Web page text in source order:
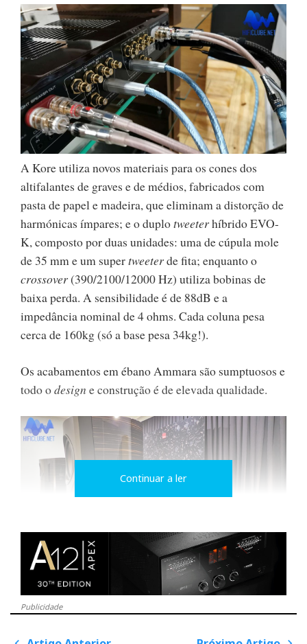
A Kore utiliza novos materiais para os cones dos
altifalantes de graves e de médios, fabricados com
pasta de papel e madeira, que eliminam a distorção de
harmónicas ímpares; e o duplotweeterhíbrido EVO-
K, composto por duas unidades: uma de cúpula mole
de 35 mm e um supertweeterde fita; enquanto o
crossover(390/2100/12000 Hz) utiliza bobinas de
baixa perda. A sensibilidade é de 88dB e a
impedância nominal de 4 ohms. Cada coluna pesa
cerca de 160kg (só a base pesa 34kg!).
Os acabamentos em ébano Ammara são sumptuosos e
todo odesign e construção é de elevada qualidade.
Auditório Principal: Moon/Dali Kore
Streamer e Dac Moon 780D V2 Preço 17.900€
Continuar a ler
Publicidade